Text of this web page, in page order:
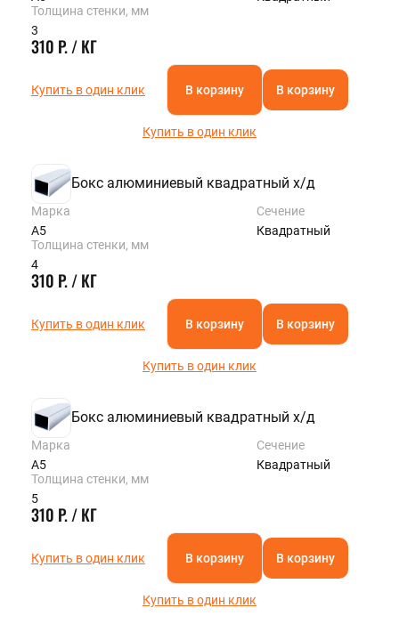
Толщина стенки, мм
3
310 Р. / КГ
Купить в один клик В корзину В корзину
Купить в один клик
Бокс алюминиевый квадратный х/д
Марка
А5
Сечение
Квадратный
Толщина стенки, мм
4
310 Р. / КГ
Купить в один клик В корзину В корзину
Купить в один клик
Бокс алюминиевый квадратный х/д
Марка
А5
Сечение
Квадратный
Толщина стенки, мм
5
310 Р. / КГ
Купить в один клик В корзину В корзину
Купить в один клик